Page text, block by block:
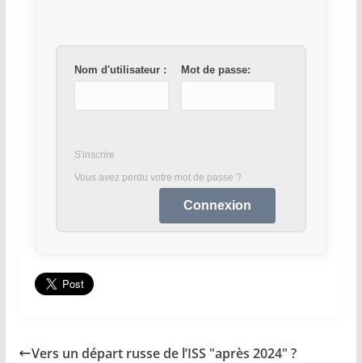
Nom d'utilisateur : Mot de passe:
S'inscrire
Vous avez perdu votre mot de passe ?
Vers un départ russe de l’ISS "après 2024" ?